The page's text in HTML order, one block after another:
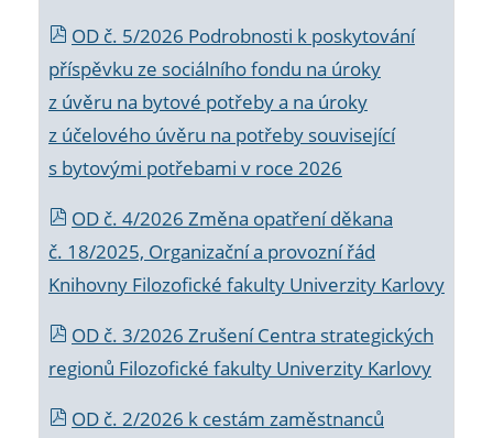
OD č. 5/2026 Podrobnosti k poskytování
příspěvku ze sociálního fondu na úroky
z úvěru na bytové potřeby a na úroky
z účelového úvěru na potřeby související
s bytovými potřebami v roce 2026
OD č. 4/2026 Změna opatření děkana
č. 18/2025, Organizační a provozní řád
Knihovny Filozofické fakulty Univerzity Karlovy
OD č. 3/2026 Zrušení Centra strategických
regionů Filozofické fakulty Univerzity Karlovy
OD č. 2/2026 k cestám zaměstnanců